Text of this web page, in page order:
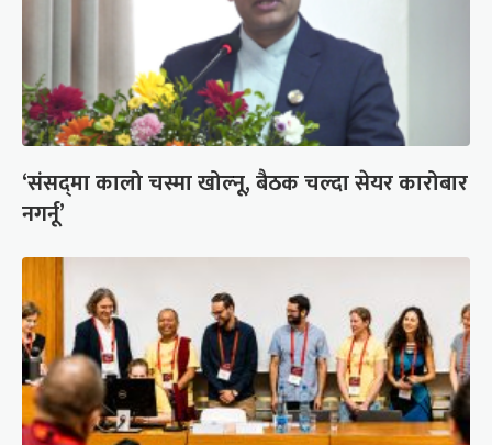
‘संसद्‍मा कालो चस्मा खोल्नू, बैठक चल्दा सेयर कारोबार
नगर्नू’